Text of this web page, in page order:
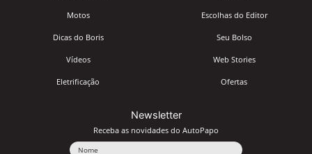
Motos
Dicas do Boris
Vídeos
Eletrificação
Escolhas do Editor
Seu Bolso
Web Stories
Ofertas
Newsletter
Receba as novidades do AutoPapo